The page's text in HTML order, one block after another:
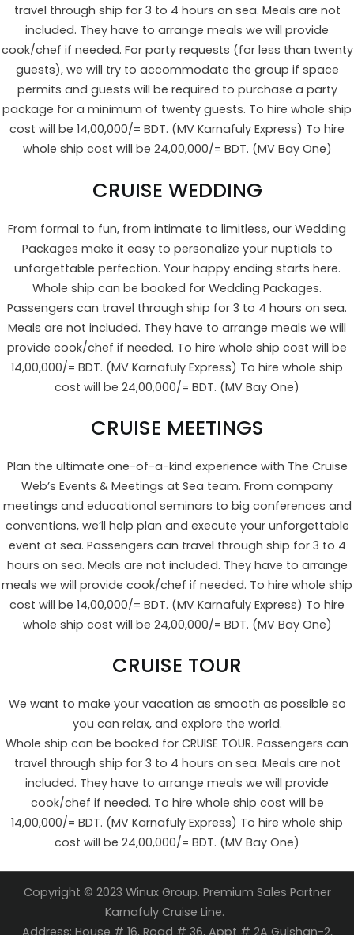
travel through ship for 3 to 4 hours on sea. Meals are not
included. They have to arrange meals we will provide
cook/chef if needed. For party requests (for less than twenty
guests), we will try to accommodate the group if space
permits and guests will be required to purchase a party
package for a minimum of twenty guests. To hire whole ship
cost will be 14,00,000/= BDT. (MV Karnafuly Express) To hire
whole ship cost will be 24,00,000/= BDT. (MV Bay One)
CRUISE WEDDING
From formal to fun, from intimate to limitless, our Wedding
Packages make it easy to personalize your nuptials to
unforgettable perfection. Your happy ending starts here.
Whole ship can be booked for Wedding Packages.
Passengers can travel through ship for 3 to 4 hours on sea.
Meals are not included. They have to arrange meals we will
provide cook/chef if needed. To hire whole ship cost will be
14,00,000/= BDT. (MV Karnafuly Express) To hire whole ship
cost will be 24,00,000/= BDT. (MV Bay One)
CRUISE MEETINGS
Plan the ultimate one-of-a-kind experience with The Cruise
Web’s Events & Meetings at Sea team. From company
meetings and educational seminars to big conferences and
conventions, we’ll help plan and execute your unforgettable
event at sea. Passengers can travel through ship for 3 to 4
hours on sea. Meals are not included. They have to arrange
meals we will provide cook/chef if needed. To hire whole ship
cost will be 14,00,000/= BDT. (MV Karnafuly Express) To hire
whole ship cost will be 24,00,000/= BDT. (MV Bay One)
CRUISE TOUR
We want to make your vacation as smooth as possible so
you can relax, and explore the world.
Whole ship can be booked for CRUISE TOUR. Passengers can
travel through ship for 3 to 4 hours on sea. Meals are not
included. They have to arrange meals we will provide
cook/chef if needed. To hire whole ship cost will be
14,00,000/= BDT. (MV Karnafuly Express) To hire whole ship
cost will be 24,00,000/= BDT. (MV Bay One)
Copyright © 2023 Winux Group. Premium Sales Partner
Karnafuly Cruise Line.
Address: House # 16, Road # 36, Appt # 2A Gulshan-2,